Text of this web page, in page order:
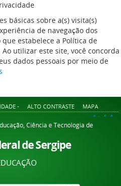
básicas sobre a(s) visita(s)
de navegação dos
estabelece a Política de
utilizar este site, você concorda
dados pessoais por meio de
- ALTO CONTRASTE MAPA
A+ A A-
Ciência e Tecnologia de
de Sergipe